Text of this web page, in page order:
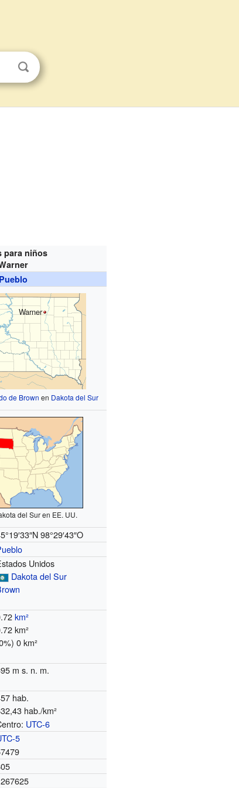
para niños
Pueblo
Warner
de Brown en Dakota del Sur
del Sur en EE. UU.
98°29′43″O
Unidos
Dakota del Sur
km²
km²
0 km²
m s. n. m.
hab.
hab./km²
UTC-6
5